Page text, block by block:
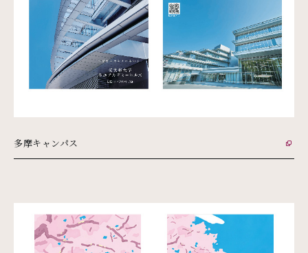
多摩キャンパス
外部リンク